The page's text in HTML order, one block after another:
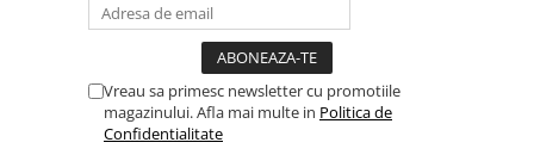
Vreau sa primesc newsletter cu promotiile
magazinului. Afla mai multe in Politica de
Confidentialitate